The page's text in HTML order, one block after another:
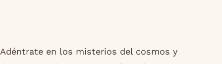
Adéntrate en los misterios del cosmos y